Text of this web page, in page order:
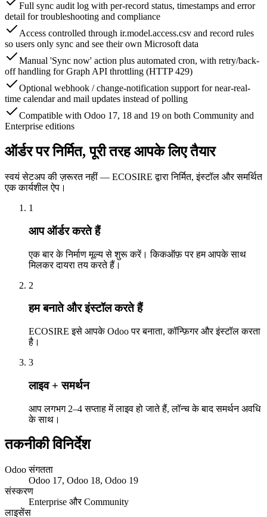
Full sync audit log with per-record status, timestamps and error
detail for troubleshooting and compliance
Access controlled through ir.model.access.csv and record rules
so users only sync and see their own Microsoft data
Manual 'Sync now' action plus automated cron, with retry/back-
off handling for Graph API throttling (HTTP 429)
Optional webhook / change-notification support for near-real-
time calendar and mail updates instead of polling
Compatible with Odoo 17, 18 and 19 on both Community and
Enterprise editions
ऑर्डर पर निर्मित, पूरी तरह आपके लिए तैयार
स्वयं सेटअप की ज़रूरत नहीं — ECOSIRE द्वारा निर्मित, इंस्टॉल और समर्थित
एक कार्यशील ऐप।
1
आप ऑर्डर करते हैं
एक बार के निर्माण मूल्य से शुरू करें। किकऑफ़ पर हम आपके साथ
मिलकर दायरा तय करते हैं।
2
हम बनाते और इंस्टॉल करते हैं
ECOSIRE इसे आपके Odoo पर बनाता, कॉन्फ़िगर और इंस्टॉल करता
है।
3
लाइव + समर्थन
आप लगभग 2–4 सप्ताह में लाइव हो जाते हैं, लॉन्च के बाद समर्थन अवधि
के साथ।
तकनीकी विनिर्देश
Odoo संगतता
Odoo 17, Odoo 18, Odoo 19
संस्करण
Enterprise और Community
लाइसेंस